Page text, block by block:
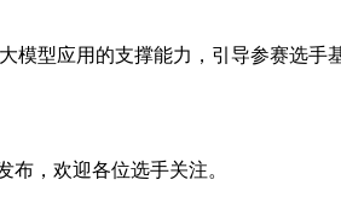
型应用的支撑能力，引导参赛选手
布，欢迎各位选手关注。